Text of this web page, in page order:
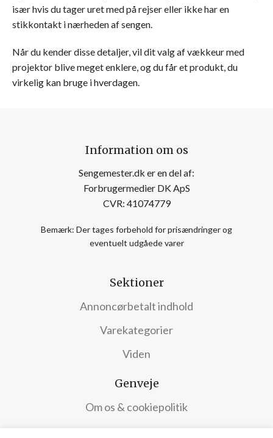
især hvis du tager uret med på rejser eller ikke har en
stikkontakt i nærheden af sengen.
Når du kender disse detaljer, vil dit valg af vækkeur med
projektor blive meget enklere, og du får et produkt, du
virkelig kan bruge i hverdagen.
Information om os
Sengemester.dk er en del af:
Forbrugermedier DK ApS
CVR: 41074779
Bemærk: Der tages forbehold for prisændringer og
eventuelt udgåede varer
Sektioner
Annoncørbetalt indhold
Varekategorier
Viden
Genveje
Om os & cookiepolitik